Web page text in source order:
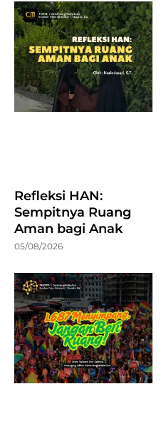
Refleksi HAN:
Sempitnya Ruang
Aman bagi Anak
05/08/2026